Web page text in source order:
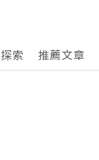
探索 推薦文章